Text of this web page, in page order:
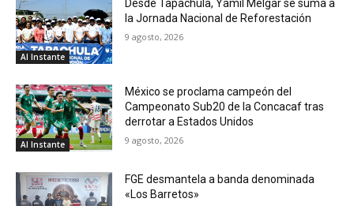
Al Instante
Desde Tapachula, Yamil Melgar se suma a
la Jornada Nacional de Reforestación
9 agosto, 2026
Al Instante
México se proclama campeón del
Campeonato Sub20 de la Concacaf tras
derrotar a Estados Unidos
9 agosto, 2026
FGE desmantela a banda denominada
«Los Barretos»